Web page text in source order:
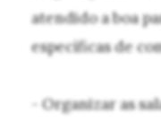
atendido a boa
específicas de
- Organizar as